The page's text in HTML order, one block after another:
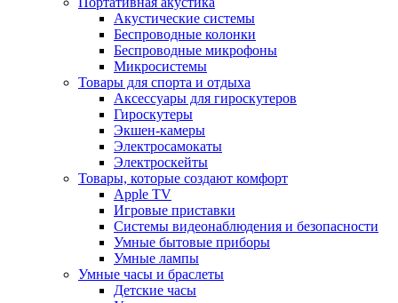
Акустические системы
Беспроводные колонки
Беспроводные микрофоны
Микросистемы
Товары для спорта и отдыха
Аксессуары для гироскутеров
Гироскутеры
Экшен-камеры
Электросамокаты
Электроскейты
Товары, которые создают комфорт
Apple TV
Игровые приставки
Системы видеонаблюдения и безопасности
Умные бытовые приборы
Умные лампы
Умные часы и браслеты
Детские часы